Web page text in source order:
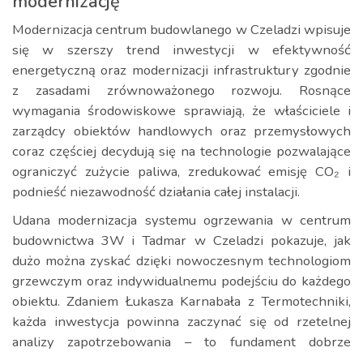
Modernizacja centrum budowlanego w Czeladzi wpisuje
się w szerszy trend inwestycji w efektywność
energetyczną oraz modernizacji infrastruktury zgodnie
z zasadami zrównoważonego rozwoju. Rosnące
wymagania środowiskowe sprawiają, że właściciele i
zarządcy obiektów handlowych oraz przemysłowych
coraz częściej decydują się na technologie pozwalające
ograniczyć zużycie paliwa, zredukować emisję CO₂ i
podnieść niezawodność działania całej instalacji.
Udana modernizacja systemu ogrzewania w centrum
budownictwa 3W i Tadmar w Czeladzi pokazuje, jak
dużo można zyskać dzięki nowoczesnym technologiom
grzewczym oraz indywidualnemu podejściu do każdego
obiektu. Zdaniem Łukasza Karnabała z Termotechniki,
każda inwestycja powinna zaczynać się od rzetelnej
analizy zapotrzebowania – to fundament dobrze